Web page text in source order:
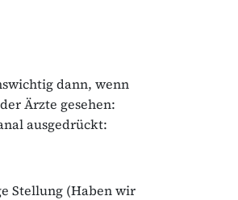
dann, wenn
Ärzte gesehen:
ausgedrückt:
Stellung (Haben wir